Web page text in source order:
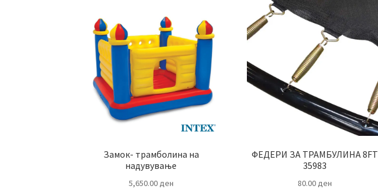
Замок- трамболина на
надувување
5,650.00ден
ФЕДЕРИ ЗА ТРАМБУЛИНА 8FT
35983
80.00ден